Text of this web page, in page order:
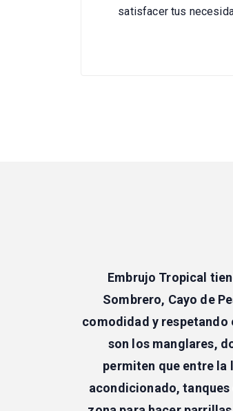
satisfacer tus
Embrujo Tropical
Sombrero, Cayo de
comodidad y respetando
son los manglares,
permiten que entre la
acondicionado, tanques